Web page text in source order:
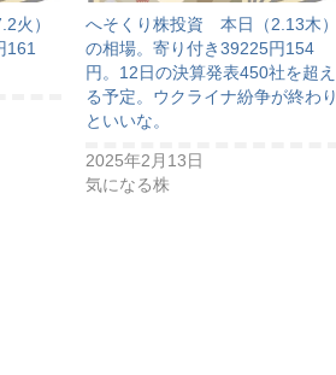
火）
161
へそくり株投資 本日（2.13木）
の相場。寄り付き39225円154
円。12日の決算発表450社を超え
る予定。ウクライナ紛争が終わり
といいな。
2025年2月13日
気になる株